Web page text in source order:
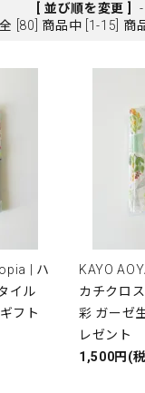
OUTLET
[ 並び順を変更 ] -
全 [80] 商品中 [1-15] 商
| ハ
イル
フト
KAYO
カチクロ
彩 ガーゼ
レゼント
1,500円(